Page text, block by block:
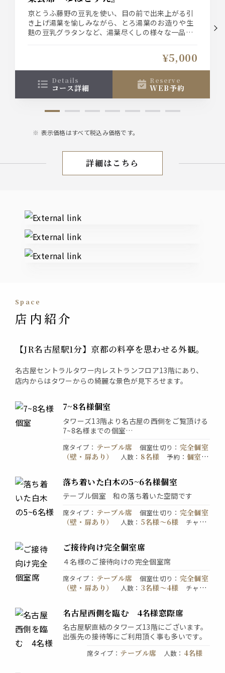
京とうふ藤野の豆乳を使い、目の前で出来上がる引
き上げ湯葉を愉しみながら、とろ湯葉のお造りや生
麩の豆乳グラタンなど、湯葉尽くしの様々な一品を
お受け致しますので店舗までご相談お願い致します
¥5,000
details
コース詳細
reserve
WEB予約
表示価格はすべて税込み価格です。
昼宴会
詳細はこちら
External links
space
店内紹介
【JR名古屋駅1分】京都の料亭を思わせる外観。
名古屋セントラルタワー内レストランフロア13階にあり、
店内からはタワーからの綺麗な景色が見下ろせます。
7~8名様個室
タワーズ13階より名古屋の西側をご覧頂ける
7~8名様までの個室
ます
席タイプ ： テーブル席 個室仕切り ： 完全個室
（壁・扉あり）
人数 ： 8名様 予約 ：個室の
落ち着いた白木の5~6名様個室
テーブル個室 和の落ち着いた空間です
席タイプ ： テーブル席 個室仕切り ： 完全個室
（壁・扉あり）
人数 ： 5名様〜6様
チャー
ご予約ください。
ご接待向け完全個室席
４名様のご接待向けの完全個室席
席タイプ ： テーブル席 個室仕切り ： 完全個室
（壁・扉あり）
人数 ： 3名様〜4様
チャー
名古屋西側を臨む 4名様窓際席
名古屋駅直結のタワーズ13階にございます。
出張先の接待等にご利用頂く事も多いです。
席タイプ ： テーブル席 人数 ： 4名様